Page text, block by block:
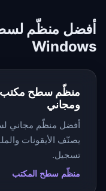
أفضل منظّم
Windows
ومجاني
يصنّف الأيقونات
تسجيل.
منظّم سطح المكتب